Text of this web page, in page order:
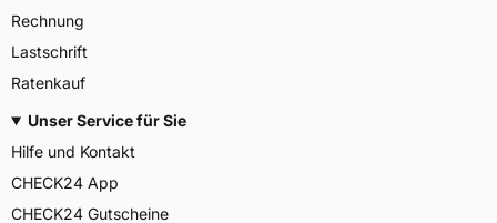
Rechnung
Lastschrift
Ratenkauf
Unser Service für Sie
Hilfe und Kontakt
CHECK24 App
CHECK24 Gutscheine